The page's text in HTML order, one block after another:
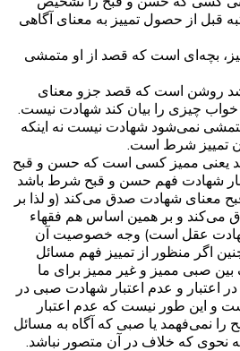
قبل از حصول تمییز به معنای آگاهی
بچه‌ای است که قصد از او متمشی
روشن است که قصد جزو معنای
چیزی را بیان کند شهادت نیست.
نمی‌شود شهادت نیست نه اینکه
تمییز شرط است.
یعنی ممیز کسی است که حسن و قبح
شهادت فهم حسن و قبح شرط باشد
معنای شهادت صدق می‌کند (و لذا بر
و بر همین اساس هم فقهاء
شهادت عقل است) وجه خصوصیت آن
اگر منظور از تمییز فهم مسائل
صبی ممیز و غیر ممیز برای ما
اعتبار و عدم اعتبار شهادت صبی در
و این طور نیست که عدم اعتبار
نمی‌فهمد یا صبی که آگاه به مسائل
که خلاف در آن متصور نباشد.